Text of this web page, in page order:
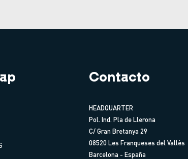
Contacto
HEADQUARTER
Pol. Ind. Pla de Llerona
C/ Gran Bretanya 29
08520 Les Franqueses del Vallès
Barcelona - España